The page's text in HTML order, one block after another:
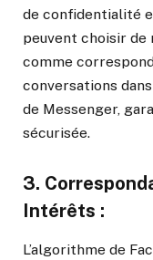
de confidentialité
peuvent choisir de
comme
conversations
de Messenger,
sécurisée.
3.
Intérêts :
L’algorithme de